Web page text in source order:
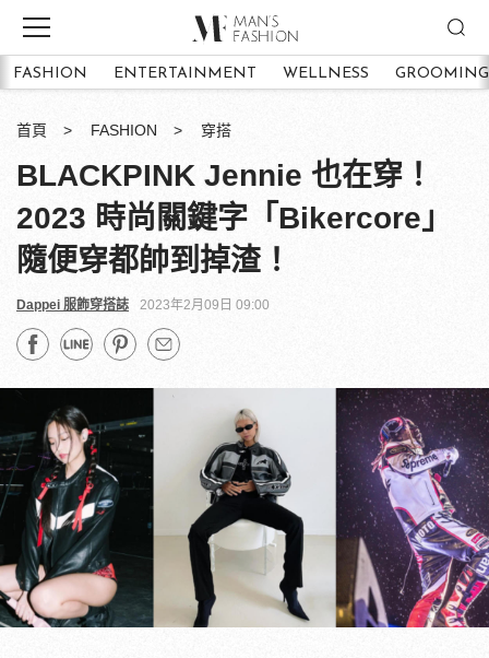
FASHION ENTERTAINMENT WELLNESS GROOMING
首頁 FASHION 穿搭
BLACKPINK Jennie 也在穿！
2023 時尚關鍵字「Bikercore」
隨便穿都帥到掉渣！
Dappei 服飾穿搭誌 2023年2月09日 09:00